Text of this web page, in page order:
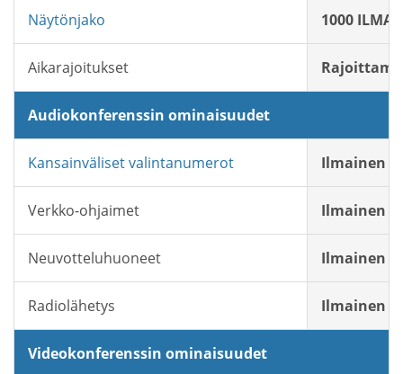
Näytönjako 1000
Aikarajoitukset
Audiokonferenssin ominaisuudet
Kansainväliset valintanumerot Ilmainen
Verkko-ohjaimet Ilmainen
Neuvotteluhuoneet Ilmainen
Radiolähetys Ilmainen
Videokonferenssin ominaisuudet